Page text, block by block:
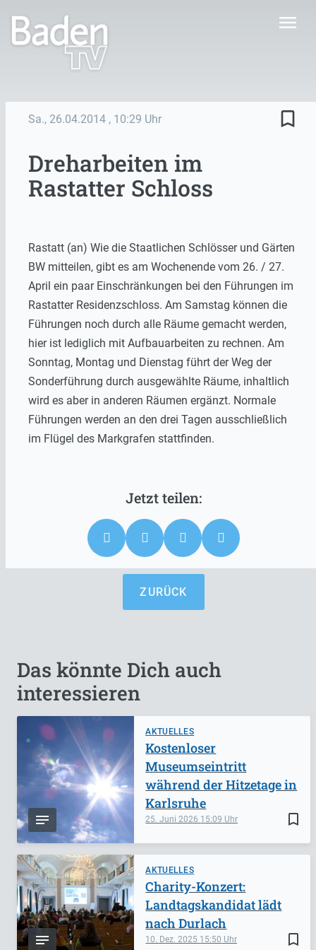
menu
Sa., 26.04.2014 , 10:29 Uhr bookmark_border
Dreharbeiten im
Rastatter Schloss
Rastatt (an) Wie die Staatlichen Schlösser und Gärten
BW mitteilen, gibt es am Wochenende vom 26. / 27.
April ein paar Einschränkungen bei den Führungen im
Rastatter Residenzschloss. Am Samstag können die
Führungen noch durch alle Räume gemacht werden,
hier ist lediglich mit Aufbauarbeiten zu rechnen. Am
Sonntag, Montag und Dienstag führt der Weg der
Sonderführung durch ausgewählte Räume, inhaltlich
wird es aber in anderen Räumen ergänzt. Normale
Führungen werden an den drei Tagen ausschließlich
im Flügel des Markgrafen stattfinden.
ZURÜCK
Das könnte Dich auch
interessieren
AKTUELLES
bookmark_border
25. Juni 2026 15:09
Kostenloser
Museumseintritt
während der Hitzetage in
Karlsruhe
AKTUELLES
bookmark_border
10. Dez. 2025 15:50
Charity-Konzert:
Landtagskandidat lädt
nach Durlach